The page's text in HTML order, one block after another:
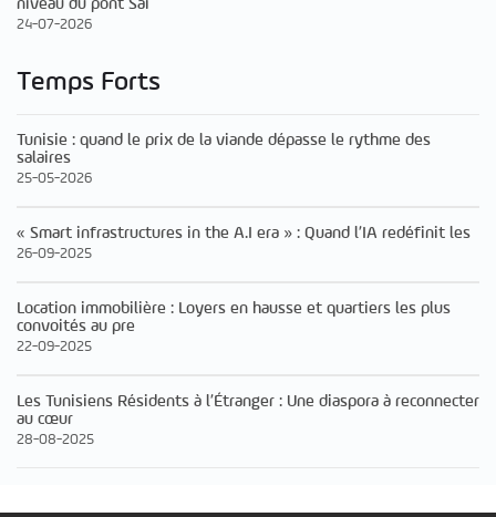
niveau du pont Sai
24-07-2026
Temps Forts
Tunisie : quand le prix de la viande dépasse le rythme des
salaires
25-05-2026
« Smart infrastructures in the A.I era » : Quand l’IA redéfinit les
26-09-2025
Location immobilière : Loyers en hausse et quartiers les plus
convoités au pre
22-09-2025
Les Tunisiens Résidents à l’Étranger : Une diaspora à reconnecter
au cœur
28-08-2025